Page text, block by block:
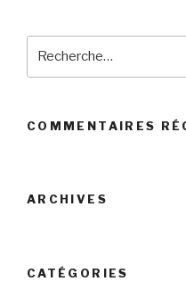
COMMENTAIRES
ARCHIVES
CATÉGORIES